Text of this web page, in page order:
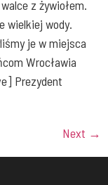
z żywiołem.
wielkiej wody.
je w miejsca
Wrocławia
Prezydent
Next →